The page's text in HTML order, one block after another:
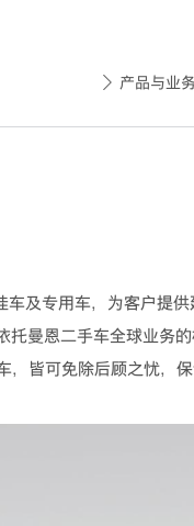
 产品与业
及专用车，为客户提
曼恩二手车全球业务
皆可免除后顾之忧，